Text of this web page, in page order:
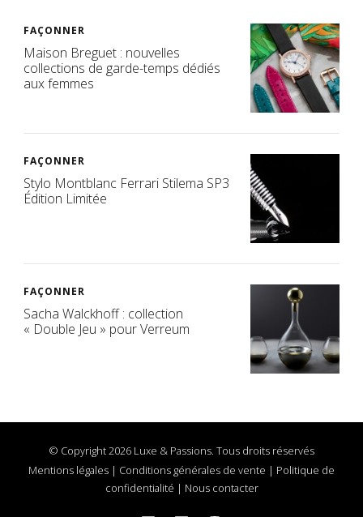
FAÇONNER
Maison Breguet : nouvelles
collections de garde-temps dédiés
aux femmes
FAÇONNER
Stylo Montblanc Ferrari Stilema SP3
Édition Limitée
FAÇONNER
Sacha Walckhoff : collection
« Double Jeu » pour Verreum
© Copyright 2026 Luxe & Passions. Tous droits réservés
Mentions légales | Conditions générales de vente | Politique de
confidentialité | Nous contacter